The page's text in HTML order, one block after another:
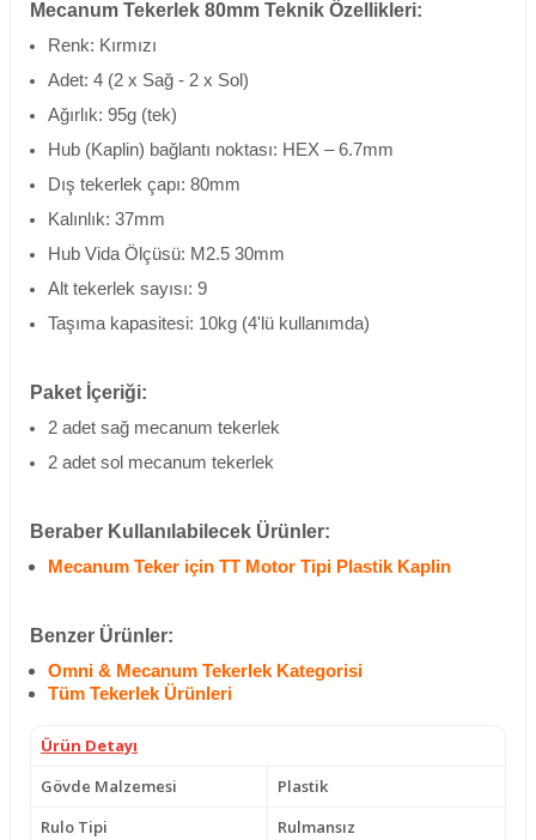
Mecanum Tekerlek 80mm Teknik Özellikleri:
Renk: Kırmızı
Adet: 4 (2 x Sağ - 2 x Sol)
Ağırlık: 95g (tek)
Hub (Kaplin) bağlantı noktası: HEX – 6.7mm
Dış tekerlek çapı: 80mm
Kalınlık: 37mm
Hub Vida Ölçüsü: M2.5 30mm
Alt tekerlek sayısı: 9
Taşıma kapasitesi: 10kg (4'lü kullanımda)
Paket İçeriği:
2 adet sağ mecanum tekerlek
2 adet sol mecanum tekerlek
Beraber Kullanılabilecek Ürünler:
Mecanum Teker için TT Motor Tipi Plastik Kaplin
Benzer Ürünler:
Omni & Mecanum Tekerlek Kategorisi
Tüm Tekerlek Ürünleri
Ürün Detayı
Gövde Malzemesi
Plastik
Rulo Tipi
Rulmansız